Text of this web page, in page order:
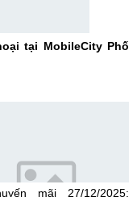
tại MobileCity Phố
mãi 27/12/2025: